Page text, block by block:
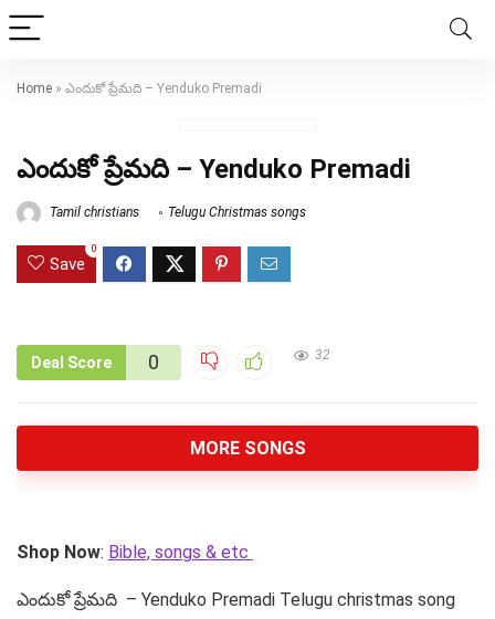
Home » ఎందుకో ప్రేమది – Yenduko Premadi
ఎందుకో ప్రేమది – Yenduko Premadi
Tamil christians Telugu Christmas songs
Save
0
Deal Score 0 32
MORE SONGS
Shop Now: Bible, songs & etc
ఎందుకో ప్రేమది – Yenduko Premadi Telugu christmas song